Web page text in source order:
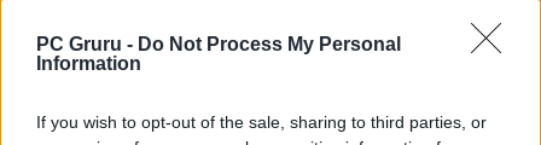
PC Gruru - Do Not Process My Personal
Information
If you wish to opt-out of the sale, sharing to third parties, or